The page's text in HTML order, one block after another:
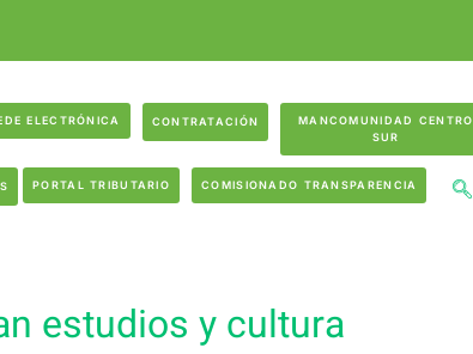
ELECTRÓNICA CONTRATACIÓN
MANCOMUNIDAD CENTRO
SUR
PORTAL TRIBUTARIO COMISIONADO TRANSPARENCIA
estudios y cultura